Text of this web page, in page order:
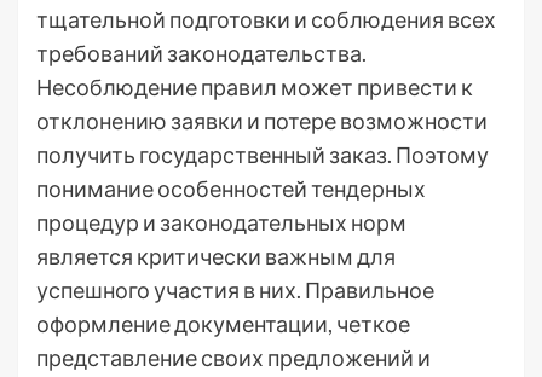
тщательной подготовки и соблюдения всех
требований законодательства.
Несоблюдение правил может привести к
отклонению заявки и потере возможности
получить государственный заказ. Поэтому
понимание особенностей тендерных
процедур и законодательных норм
является критически важным для
успешного участия в них. Правильное
оформление документации, четкое
представление своих предложений и